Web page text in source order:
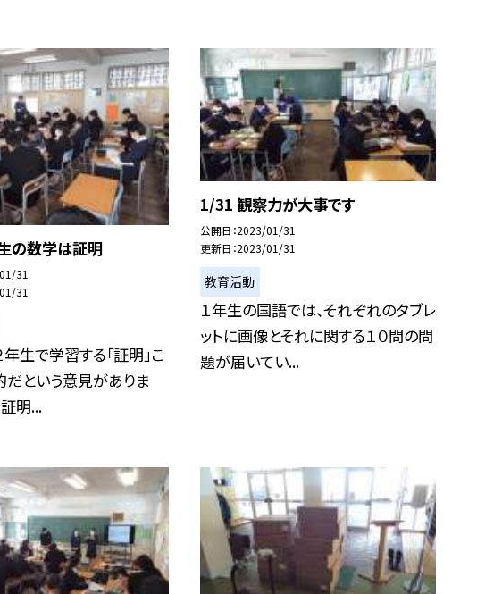
の数学は証明
31
31
生で学習する「証明」こ
という意見がありま
明...
1/31 観察力が大事です
公開日 2023/01/31
更新日 2023/01/31
教育活動
１年生の国語では、それぞれのタブレ
ットに画像とそれに関する１０問の問
題が届いてい...